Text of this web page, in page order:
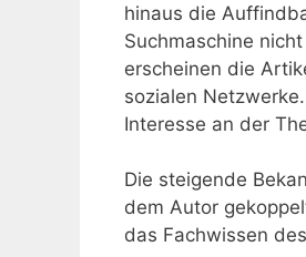
hinaus die
Suchmaschine
erscheinen die
sozialen
Interesse an der
Die steigende
dem Autor
das Fachwissen